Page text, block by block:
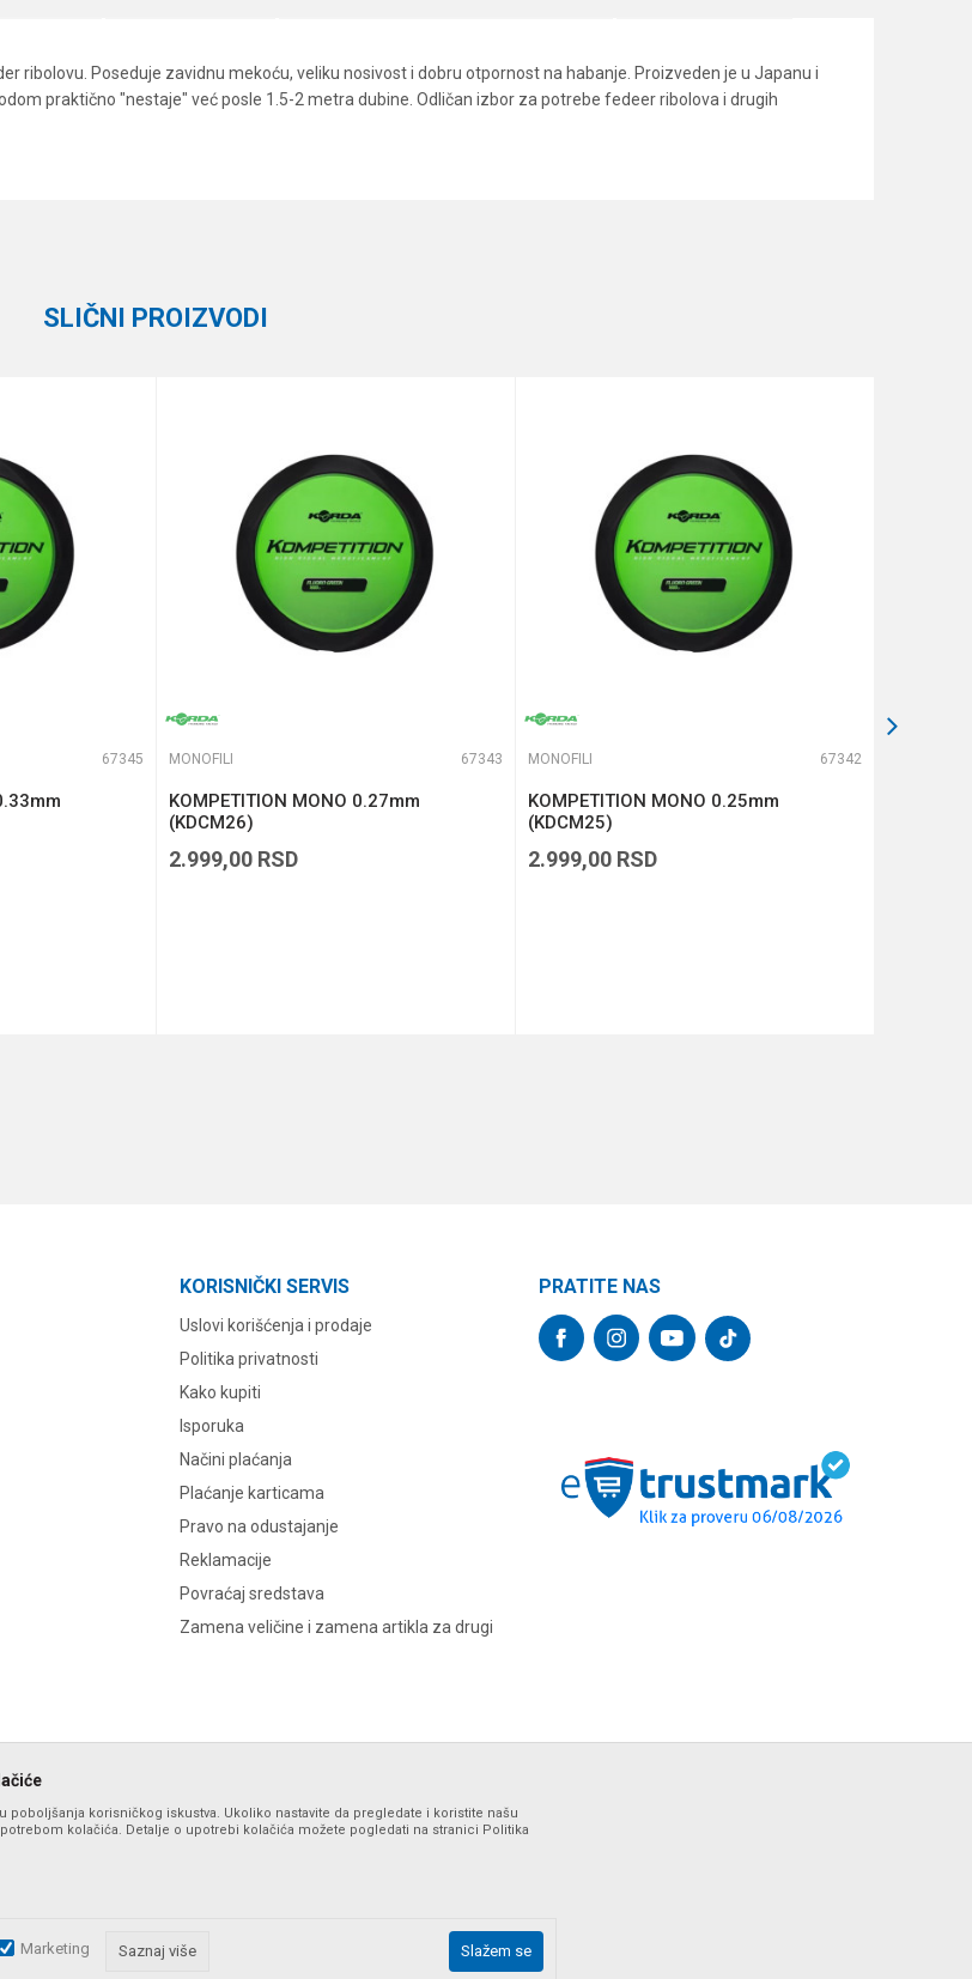
ribolovu. Poseduje zavidnu mekoću, veliku nosivost i dobru otpornost na habanje. Proizveden je u Japanu i
praktično "nestaje" već posle 1.5-2 metra dubine. Odličan izbor za potrebe fedeer ribolova i drugih
:
SLIČNI PROIZVODI
67345 MONOFILI 67343
KOMPETITION MONO 0.27mm
(KDCM26)
2.999,00 RSD
MONOFILI 67342
KOMPETITION MONO 0.25mm
(KDCM25)
2.999,00 RSD
KORISNIČKI SERVIS
Uslovi korišćenja i prodaje
Politika privatnosti
Kako kupiti
Isporuka
Načini plaćanja
Plaćanje karticama
Pravo na odustajanje
Reklamacije
Povraćaj sredstava
Zamena veličine i zamena artikla za drugi
PRATITE NAS
ali ne možemo garantovati da su sve informacije kompletne i bez grešaka. Svi artikli prikazani na sajtu su deo naše
Raspoloživost robe možete proveriti pozivom na broj podrške web shopa na tel. 064/647-81-86.
poboljšanja korisničkog iskustva. Ukoliko nastavite da pregledate i koristite našu
kolačića. Detalje o upotrebi kolačića možete pogledati na stranici Politika
Marketing Saznaj više Slažem se